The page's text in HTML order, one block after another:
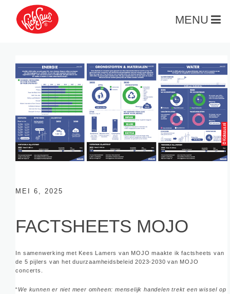
MENU
MEI 6, 2025
FACTSHEETS MOJO
In samenwerking met Kees Lamers van MOJO maakte ik factsheets van
de 5 pijlers van het duurzaamheidsbeleid 2023-2030 van MOJO
concerts.
“We kunnen er niet meer omheen: menselijk handelen trekt een wissel op